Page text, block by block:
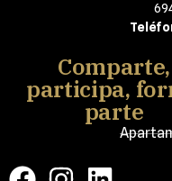
Comparte,
participa,
parte